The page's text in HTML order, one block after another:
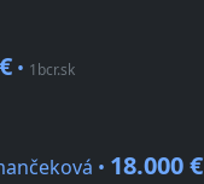
• 1bcr.sk
• 18.000 €